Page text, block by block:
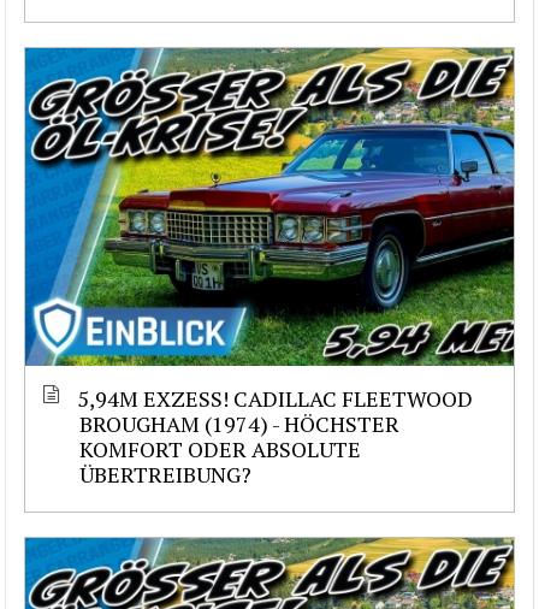
5,94M EXZESS! CADILLAC FLEETWOOD
BROUGHAM (1974) - HÖCHSTER
KOMFORT ODER ABSOLUTE
ÜBERTREIBUNG?